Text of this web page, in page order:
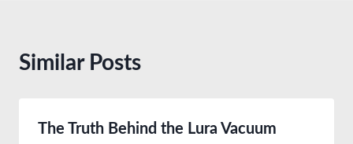
Similar Posts
The Truth Behind the Lura Vacuum